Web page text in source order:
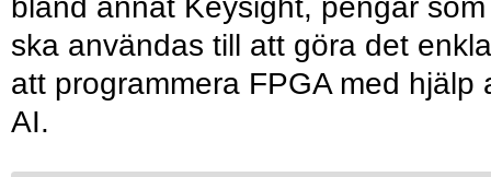
bland annat Keysight, pengar som
ska användas till att göra det
att programmera FPGA med hjälp
AI.